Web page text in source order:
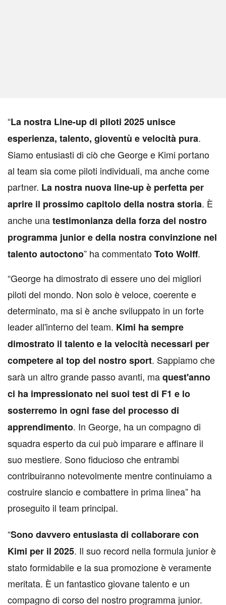
“La nostra Line-up di piloti 2025 unisce
esperienza, talento, gioventù e velocità pura.
Siamo entusiasti di ciò che George e Kimi portano
al team sia come piloti individuali, ma anche come
partner. La nostra nuova line-up è perfetta per
aprire il prossimo capitolo della nostra storia. È
anche unatestimonianza della forza del nostro
programma junior e della nostra convinzione nel
talento autoctono” ha commentatoToto Wolff.
“George ha dimostrato di essere uno dei migliori
piloti del mondo. Non solo è veloce, coerente e
determinato, ma si è anche sviluppato in un forte
leader all'interno del team. Kimi ha sempre
dimostrato il talento e la velocità necessari per
competere al top del nostro sport. Sappiamo che
sarà un altro grande passo avanti, maquest'anno
ci ha impressionato nei suoi test di F1 e lo
sosterremo in ogni fase del processo di
apprendimento. In George, ha un compagno di
squadra esperto da cui può imparare e affinare il
suo mestiere. Sono fiducioso che entrambi
contribuiranno notevolmente mentre continuiamo a
costruire slancio e combattere in prima linea” ha
proseguito il team principal.
“Sono davvero entusiasta di collaborare con
Kimi per il 2025. Il suo record nella formula junior è
stato formidabile e la sua promozione è veramente
meritata. È un fantastico giovane talento e un
compagno di corso del nostro programma junior.